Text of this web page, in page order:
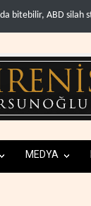
yerine askeri üs
MEDYA